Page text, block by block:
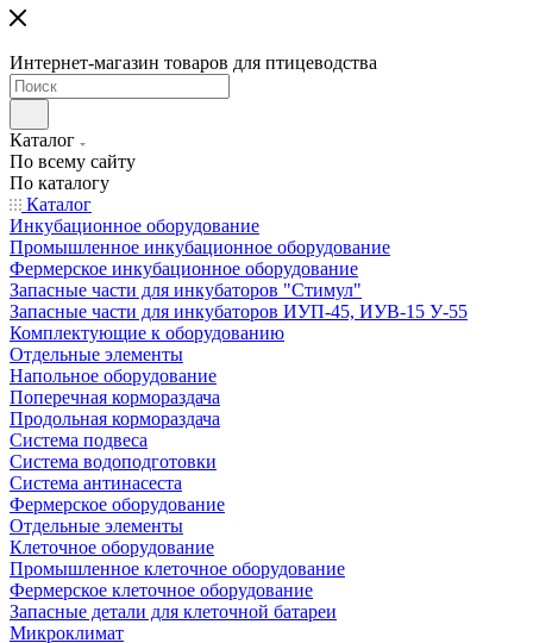
Интернет-магазин товаров для птицеводства
Каталог
По всему сайту
По каталогу
Каталог
Инкубационное оборудование
Промышленное инкубационное оборудование
Фермерское инкубационное оборудование
Запасные части для инкубаторов "Стимул"
Запасные части для инкубаторов ИУП-45, ИУВ-15 У-55
Комплектующие к оборудованию
Отдельные элементы
Напольное оборудование
Поперечная кормораздача
Продольная кормораздача
Система подвеса
Система водоподготовки
Система антинасеста
Фермерское оборудование
Отдельные элементы
Клеточное оборудование
Промышленное клеточное оборудование
Фермерское клеточное оборудование
Запасные детали для клеточной батареи
Микроклимат